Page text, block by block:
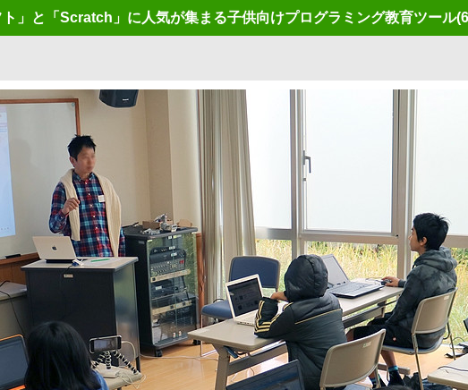
ト」と「Scratch」に人気が集まる子供向けプログラミング教育ツール